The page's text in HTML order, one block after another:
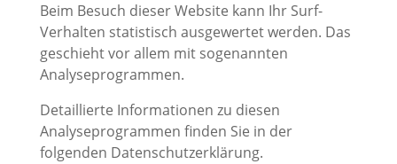
Beim Besuch dieser Website kann Ihr Surf-
Verhalten statistisch ausgewertet werden. Das
geschieht vor allem mit sogenannten
Analyseprogrammen.
Detaillierte Informationen zu diesen
Analyseprogrammen finden Sie in der
folgenden Datenschutzerklärung.